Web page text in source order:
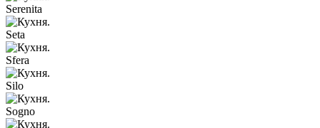
Serenita
Seta
Sfera
Silo
Sogno